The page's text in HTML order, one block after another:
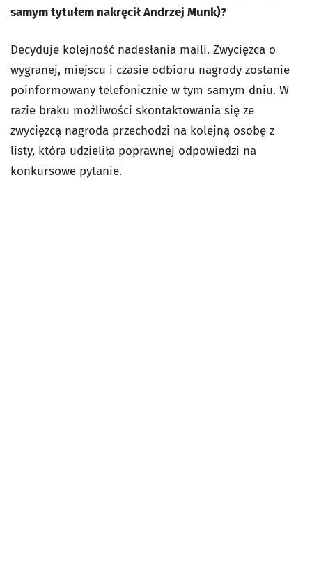
samym tytułem nakręcił Andrzej Munk)?
Decyduje kolejność nadesłania maili. Zwycięzca o
wygranej, miejscu i czasie odbioru nagrody zostanie
poinformowany telefonicznie w tym samym dniu. W
razie braku możliwości skontaktowania się ze
zwycięzcą nagroda przechodzi na kolejną osobę z
listy, która udzieliła poprawnej odpowiedzi na
konkursowe pytanie.